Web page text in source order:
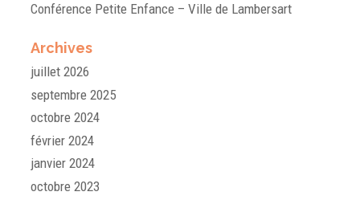
Conférence Petite Enfance – Ville de Lambersart
Archives
juillet 2026
septembre 2025
octobre 2024
février 2024
janvier 2024
octobre 2023